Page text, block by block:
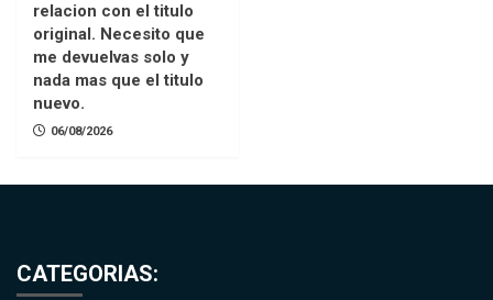
relacion con el titulo
original. Necesito que
me devuelvas solo y
nada mas que el titulo
nuevo.
06/08/2026
CATEGORIAS: